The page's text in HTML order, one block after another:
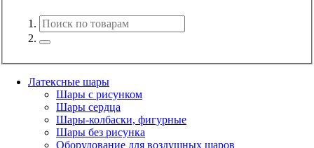
Латексные шары
Шары с рисунком
Шары сердца
Шары-колбаски, фигурные
Шары без рисунка
Оборудование для воздушных шаров